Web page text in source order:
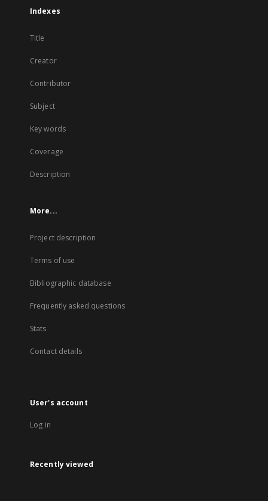
Indexes
Title
Creator
Contributor
Subject
Key words
Coverage
Description
More...
Project description
Terms of use
Bibliographic database
Frequently asked questions
Stats
Contact details
User's account
Log in
Recently viewed